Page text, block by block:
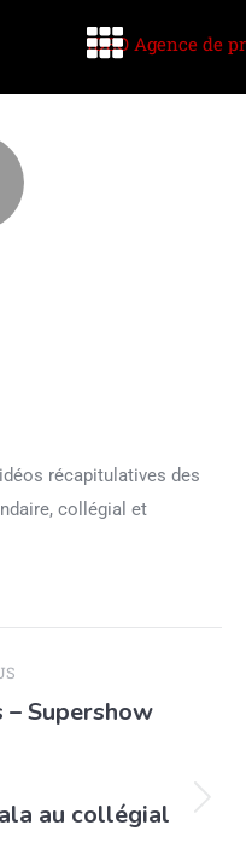
récapitulatives des
collégial et
– Supershow
au collégial